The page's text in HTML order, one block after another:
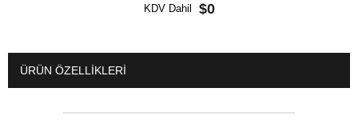
KDV Dahil $0
ÜRÜN ÖZELLIKLERI